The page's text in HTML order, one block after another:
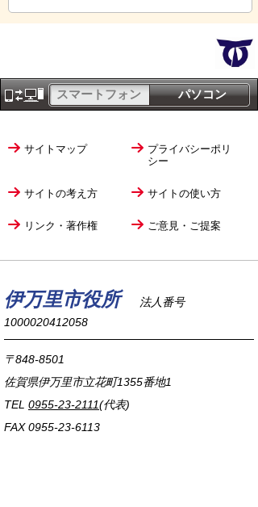
パソコン
スマートフォン
サイトマップ
プライバシーポリ
シー
サイトの考え方 サイトの使い方
リンク・著作権 ご意見・ご提案
伊万里市役所
法人番号
1000020412058
〒848-8501
佐賀県伊万里市立花町1355番地1
TEL 0955-23-2111(代表)
FAX 0955-23-6113